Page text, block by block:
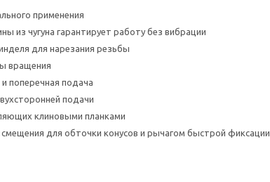
применения
из чугуна гарантирует работу без вибрации
для нарезания резьбы
вращения
поперечная подача
подачи
клиновыми планками
смещения для обточки конусов и рычагом быстрой фиксации